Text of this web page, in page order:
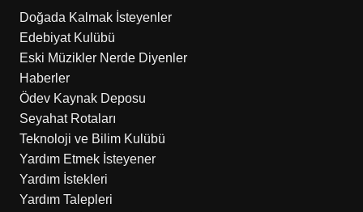
Doğada Kalmak İsteyenler
Edebiyat Kulübü
Eski Müzikler Nerde Diyenler
Haberler
Ödev Kaynak Deposu
Seyahat Rotaları
Teknoloji ve Bilim Kulübü
Yardım Etmek İsteyener
Yardım İstekleri
Yardım Talepleri